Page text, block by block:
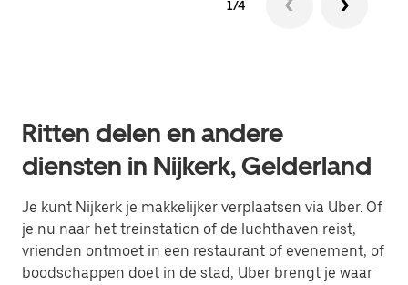
1/4
Ritten delen en andere
diensten in Nijkerk, Gelderland
Je kunt Nijkerk je makkelijker verplaatsen via Uber. Of
je nu naar het treinstation of de luchthaven reist,
vrienden ontmoet in een restaurant of evenement, of
boodschappen doet in de stad, Uber brengt je waar